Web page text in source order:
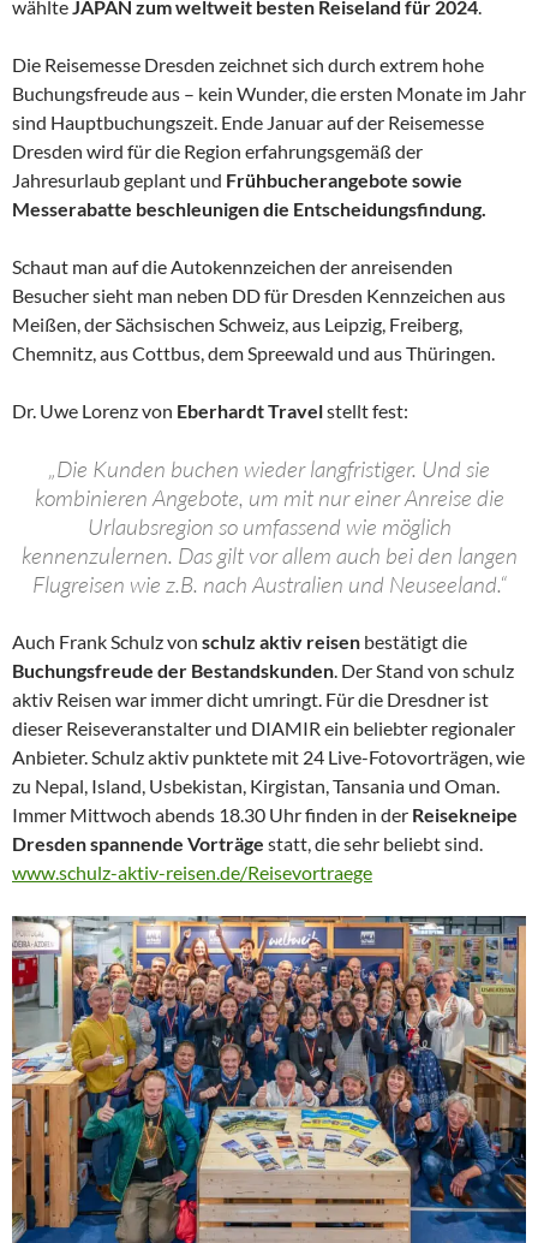
wählteJAPAN zum weltweit besten Reiseland für 2024.
Die Reisemesse Dresden zeichnet sich durch extrem hohe
Buchungsfreude aus – kein Wunder, die ersten Monate im Jahr
sind Hauptbuchungszeit. Ende Januar auf der Reisemesse
Dresden wird für die Region erfahrungsgemäß der
Jahresurlaub geplant und Frühbucherangebote sowie
Messerabatte beschleunigen die Entscheidungsfindung.
Schaut man auf die Autokennzeichen der anreisenden
Besucher sieht man neben DD für Dresden Kennzeichen aus
Meißen, der Sächsischen Schweiz, aus Leipzig, Freiberg,
Chemnitz, aus Cottbus, dem Spreewald und aus Thüringen.
Dr. Uwe Lorenz von Eberhardt Travelstellt fest:
„Die Kunden buchen wieder langfristiger. Und sie
kombinieren Angebote, um mit nur einer Anreise die
Urlaubsregion so umfassend wie möglich
kennenzulernen. Das gilt vor allem auch bei den langen
Flugreisen wie z.B. nach Australien und Neuseeland.“
Auch Frank Schulz von schulz aktiv reisen bestätigt die
Buchungsfreude der Bestandskunden. Der Stand von schulz
aktiv Reisen war immer dicht umringt. Für die Dresdner ist
dieser Reiseveranstalter und DIAMIR ein beliebter regionaler
Anbieter. Schulz aktiv punktete mit 24 Live-Fotovorträgen, wie
zu Nepal, Island, Usbekistan, Kirgistan, Tansania und Oman.
Immer Mittwoch abends 18.30 Uhr finden in der Reisekneipe
Dresden spannende Vorträge statt, die sehr beliebt sind.
www.schulz-aktiv-reisen.de/Reisevortraege